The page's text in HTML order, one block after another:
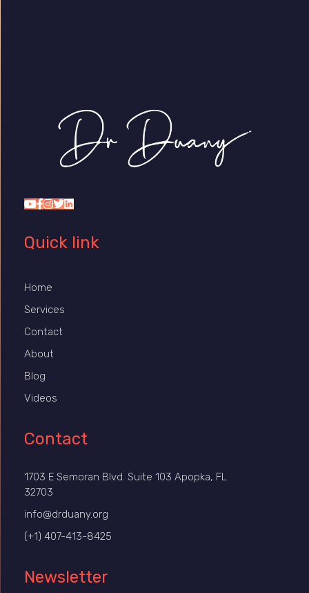
Quick link
Home
Services
Contact
About
Blog
Videos
Contact
1703 E Semoran Blvd. Suite 103 Apopka, FL
32703
info@drduany.org
(+1) 407-413-8425
Newsletter